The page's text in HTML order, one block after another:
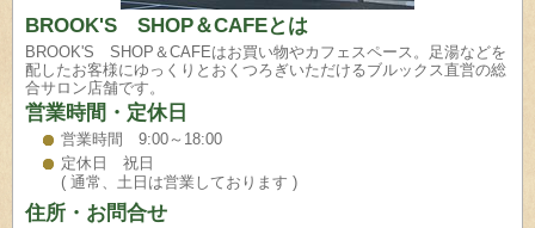
BROOK'S SHOP＆CAFEとは
BROOK'S SHOP＆CAFEはお買い物やカフェスペース。足湯などを
配したお客様にゆっくりとおくつろぎいただけるブルックス直営の総
合サロン店舗です。
営業時間・定休日
営業時間 9:00～18:00
定休日 祝日
( 通常、土日は営業しております )
住所・お問合せ